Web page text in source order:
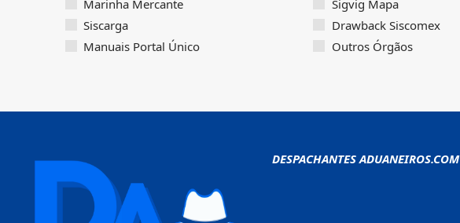
Marinha Mercante
Siscarga
Manuais Portal Único
Sigvig Mapa
Drawback Siscomex
Outros Órgãos
DESPACHANTES ADUANEIROS.COM